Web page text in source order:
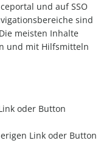
und auf SSO
sind
meisten Inhalte
und mit Hilfsmitteln
oder Button
Link oder Button